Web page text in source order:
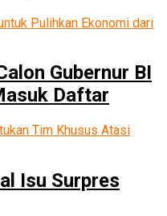
Gubernur BI
Daftar
Isu Surpres